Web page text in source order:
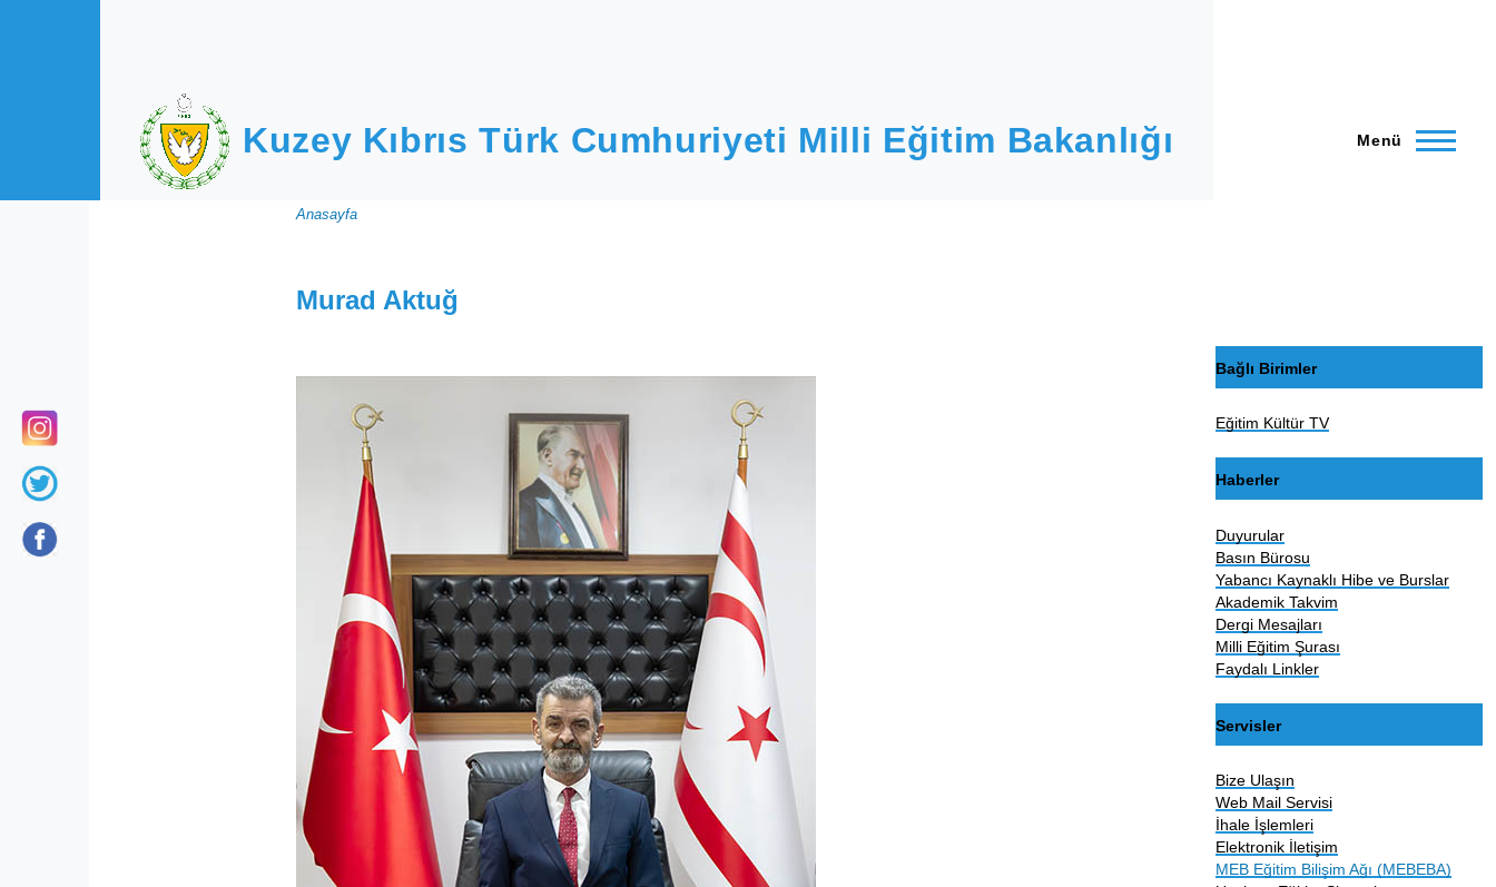
Kuzey Kıbrıs Türk Cumhuriyeti Milli Eğitim Bakanlığı Menü
Sayfa
yolu
Anasayfa
Murad Aktuğ
Bağlı Birimler
Eğitim Kültür TV
Haberler
Duyurular
Basın Bürosu
Yabancı Kaynaklı Hibe ve Burslar
Akademik Takvim
Dergi Mesajları
Milli Eğitim Şurası
Faydalı Linkler
Servisler
Bize Ulaşın
Web Mail Servisi
İhale İşlemleri
Elektronik İletişim
MEB Eğitim Bilişim Ağı (MEBEBA)